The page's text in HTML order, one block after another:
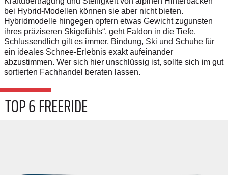
bei Hybrid-Modellen können sie aber nicht bieten.
Hybridmodelle hingegen opfern etwas Gewicht zugunsten
ihres präziseren Skigefühls“, geht Faldon in die Tiefe.
Schlussendlich gilt es immer, Bindung, Ski und Schuhe für
ein ideales Schnee-Erlebnis exakt aufeinander
abzustimmen. Wer sich hier unschlüssig ist, sollte sich im gut
sortierten Fachhandel beraten lassen.
TOP 6 FREERIDE